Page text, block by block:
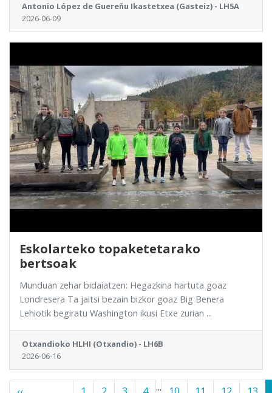
Antonio López de Guereñu Ikastetxea (Gasteiz) - LH5A
2026-06-09
Eskolarteko topaketetarako
bertsoak
Munduan zehar bidaiatzen: Hegazkina hartuta goaz
Londresera Ta jaitsi bezain bizkor goaz Big Benera
Lehiotik begiratu Washington ikusi Etxe zurian ...
Otxandioko HLHI (Otxandio) - LH6B
2026-06-16
...